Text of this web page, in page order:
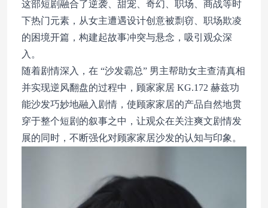
这部短剧融合了逆袭、甜宠、奇幻、职场、商战等时
下热门元素，从女主遭遇设计创意被剽窃、职场欺凌
的困境开篇，构建起故事冲突与悬念，吸引观众深
入。
随着剧情深入，在 “沙发霸总” 男主帮助女主查清真相
并实现逆风翻盘的过程中，顾家家居 KG.172 赫兹功
能沙发巧妙地融入剧情，使顾家家居的产品自然地贯
穿于整个短剧的叙事之中，让观众在关注爽文剧情发
展的同时，不断强化对顾家家居沙发的认知与印象。